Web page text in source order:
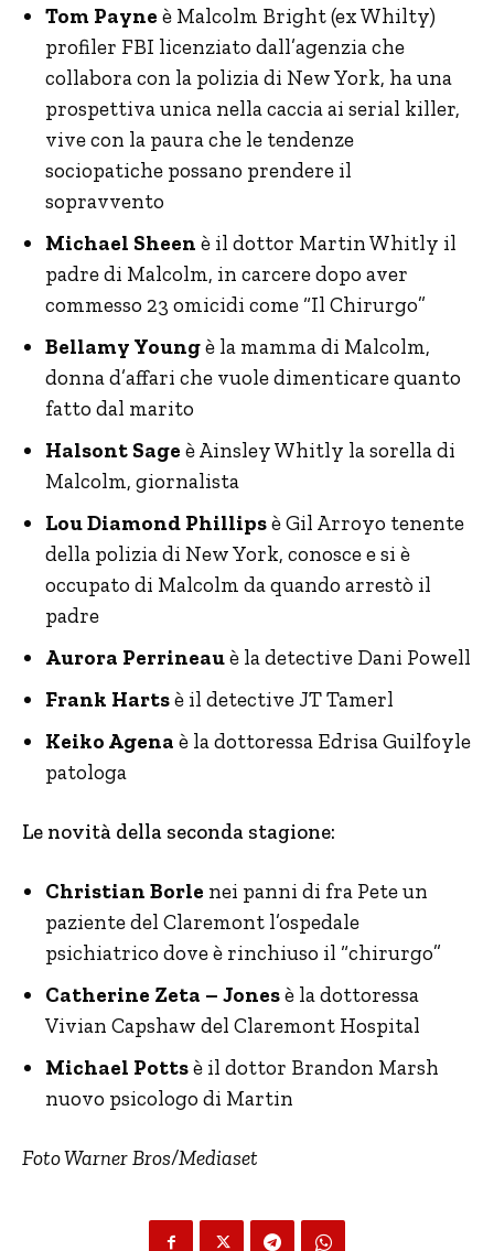
Tom Payne è Malcolm Bright (ex Whilty)
profiler FBI licenziato dall’agenzia che
collabora con la polizia di New York, ha una
prospettiva unica nella caccia ai serial killer,
vive con la paura che le tendenze
sociopatiche possano prendere il
sopravvento
Michael Sheen è il dottor Martin Whitly il
padre di Malcolm, in carcere dopo aver
commesso 23 omicidi come “Il Chirurgo”
Bellamy Youngè la mamma di Malcolm,
donna d’affari che vuole dimenticare quanto
fatto dal marito
Halsont Sage è Ainsley Whitly la sorella di
Malcolm, giornalista
Lou Diamond Phillipsè Gil Arroyo tenente
della polizia di New York, conosce e si è
occupato di Malcolm da quando arrestò il
padre
Aurora Perrineauè la detective Dani Powell
Frank Hartsè il detective JT Tamerl
Keiko Agena è la dottoressa Edrisa Guilfoyle
patologa
Le novità della seconda stagione:
Christian Borle nei panni di fra Pete un
paziente del Claremont l’ospedale
psichiatrico dove è rinchiuso il “chirurgo”
Catherine Zeta – Jonesè la dottoressa
Vivian Capshaw del Claremont Hospital
Michael Pottsè il dottor Brandon Marsh
nuovo psicologo di Martin
Foto Warner Bros/Mediaset